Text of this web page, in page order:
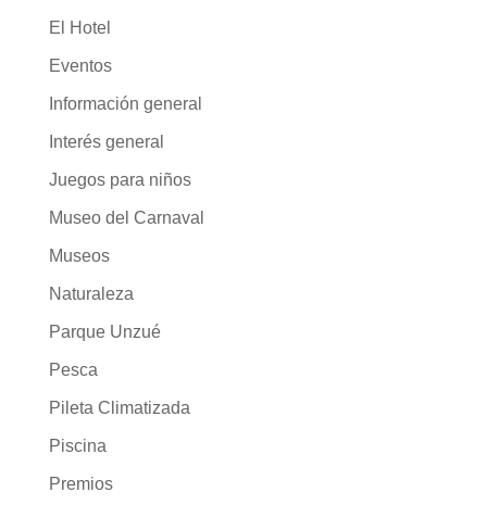
El Hotel
Eventos
Información general
Interés general
Juegos para niños
Museo del Carnaval
Museos
Naturaleza
Parque Unzué
Pesca
Pileta Climatizada
Piscina
Premios